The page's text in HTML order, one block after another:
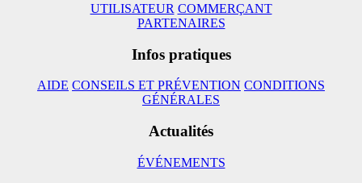
UTILISATEUR COMMERÇANT
PARTENAIRES
Infos pratiques
AIDE CONSEILS ET PRÉVENTION CONDITIONS
GÉNÉRALES
Actualités
ÉVÉNEMENTS